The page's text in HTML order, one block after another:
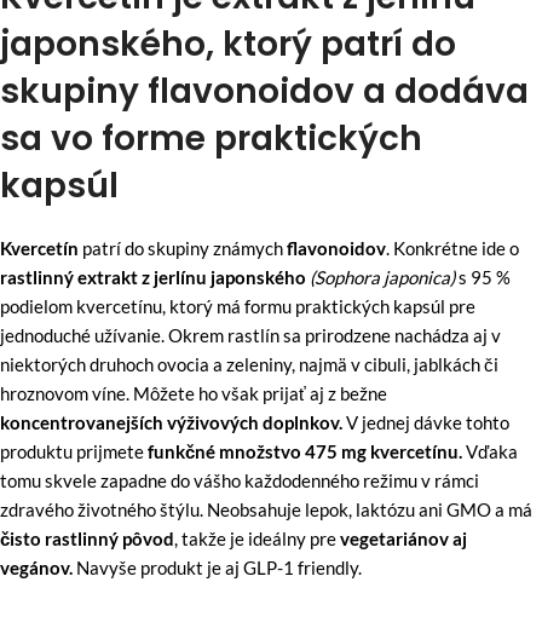
japonského, ktorý patrí do
skupiny flavonoidov a dodáva
sa vo forme praktických
kapsúl
Kvercetín patrí do skupiny známychflavonoidov . Konkrétne ide o
rastlinný extrakt z jerlínu japonského (Sophora japonica)s 95 %
podielom kvercetínu, ktorý má formu praktických kapsúl pre
jednoduché užívanie. Okrem rastlín sa prirodzene nachádza aj v
niektorých druhoch ovocia a zeleniny, najmä v cibuli, jablkách či
hroznovom víne. Môžete ho však prijať aj z bežne
koncentrovanejších výživových doplnkov. V jednej dávke tohto
produktu prijmetefunkčné množstvo 475 mg kvercetínu. Vďaka
tomu skvele zapadne do vášho každodenného režimu v rámci
zdravého životného štýlu. Neobsahuje lepok, laktózu ani GMO a má
čisto rastlinný pôvod , takže je ideálny prevegetariánov aj
vegánov. Navyše produkt je aj GLP-1 friendly.